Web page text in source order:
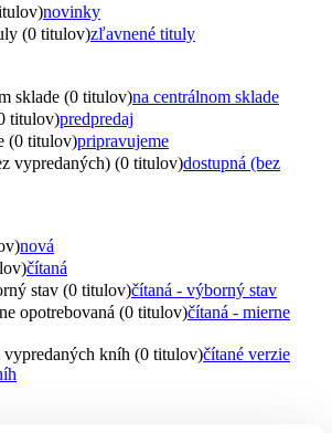
novinky
(0 titulov)zľavnené tituly
sklade (0 titulov)na centrálnom sklade
titulov)predpredaj
(0 titulov)pripravujeme
vypredaných) (0 titulov)dostupná (bez
nová
čítaná
stav (0 titulov)čítaná - výborný stav
opotrebovaná (0 titulov)čítaná - mierne
vypredaných kníh (0 titulov)čítané verzie